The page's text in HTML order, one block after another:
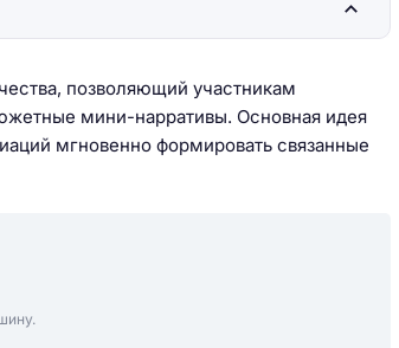
позволяющий участникам
мини-нарративы. Основная идея
мгновенно формировать связанные